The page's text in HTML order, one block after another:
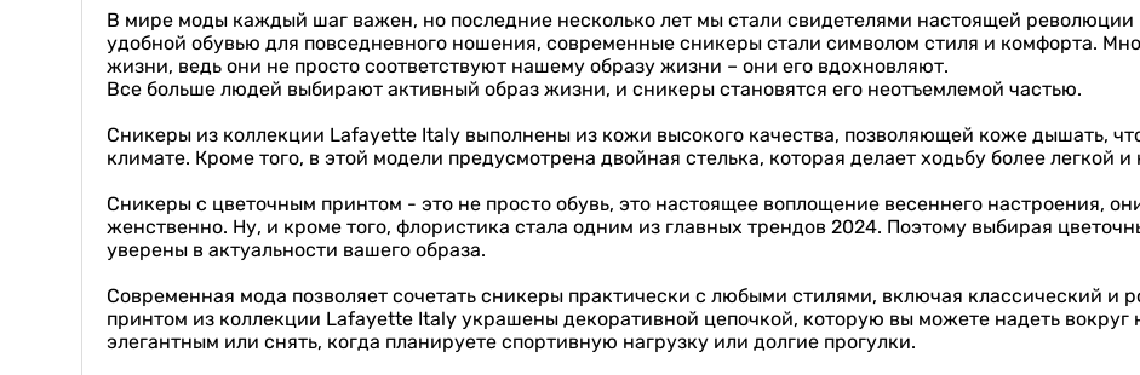
В мире моды каждый шаг важен, но последние несколько лет мы стали свидетелями настоящей революции
удобной обувью для повседневного ношения, современные сникеры стали символом стиля и комфорта.
жизни, ведь они не просто соответствуют нашему образу жизни – они его вдохновляют.
Все больше людей выбирают активный образ жизни, и сникеры становятся его неотъемлемой частью.
Сникеры из коллекции Lafayette Italy выполнены из кожи высокого качества, позволяющей коже дышать,
климате. Кроме того, в этой модели предусмотрена двойная стелька, которая делает ходьбу более легкой
Сникеры с цветочным принтом - это не просто обувь, это настоящее воплощение весеннего настроения,
женственно. Ну, и кроме того, флористика стала одним из главных трендов 2024. Поэтому выбирая
уверены в актуальности вашего образа.
Современная мода позволяет сочетать сникеры практически с любыми стилями, включая классический и
принтом из коллекции Lafayette Italy украшены декоративной цепочкой, которую вы можете надеть вокруг
элегантным или снять, когда планируете спортивную нагрузку или долгие прогулки.